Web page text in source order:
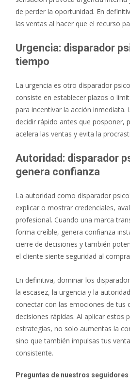
de perder la oportunidad. En
las ventas al hacer que el recurso
Urgencia: disparador
tiempo
La urgencia es otro disparador
consiste en establecer plazos o
para incentivar la acción inmediata.
decidir rápido antes que posponer,
acelera las ventas y evita la
Autoridad: disparador
genera confianza
La autoridad como disparador
explicar o mostrar credenciales,
profesional. Cuando una marca
forma creíble, genera confianza
cierre de decisiones y también
el cliente siente seguridad al
En definitiva, dominar los
la escasez, la urgencia y la
conectar con las emociones de tus
decisiones rápidas. Al aplicar estos
estrategias, no solo aumentas la
sino que también impulsas tus
consistente.
Preguntas de nuestros seguidores